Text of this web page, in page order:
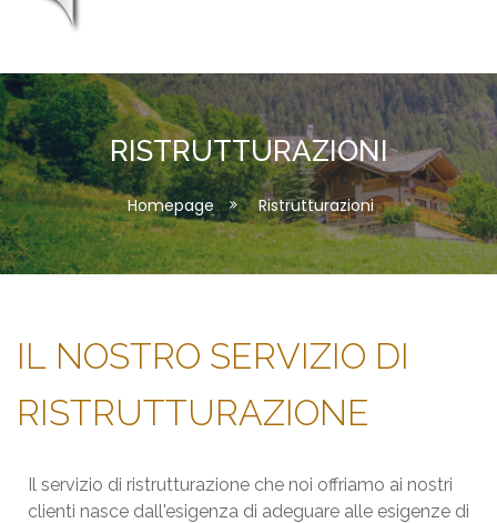
RISTRUTTURAZIONI
Homepage Ristrutturazioni
Il servizio di ristrutturazione che noi offriamo ai nostri
clienti nasce dall'esigenza di adeguare alle esigenze di